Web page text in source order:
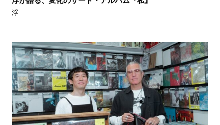
浮